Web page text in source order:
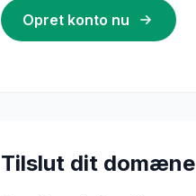
Opret konto nu
Tilslut dit domæne